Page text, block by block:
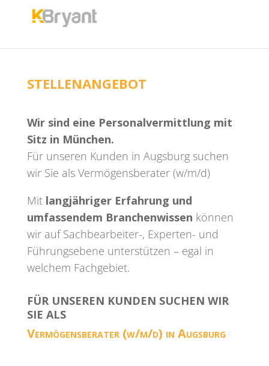
STELLENANGEBOT
Wir sind eine Personalvermittlung mit
Sitz in München.
Für unseren Kunden in Augsburg suchen
wir Sie als Vermögensberater (w/m/d)
Mit langjähriger Erfahrung und
umfassendem Branchenwissen können
wir auf Sachbearbeiter-, Experten- und
Führungsebene unterstützen – egal in
welchem Fachgebiet.
FÜR UNSEREN KUNDEN SUCHEN WIR
SIE ALS
Vermögensberater (w/m/d) in Augsburg